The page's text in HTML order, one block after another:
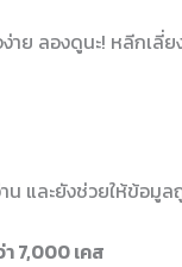
าย ลองดูนะ! หลีกเลี่
น และยังช่วยให้ข้อมู
7,000 เคส